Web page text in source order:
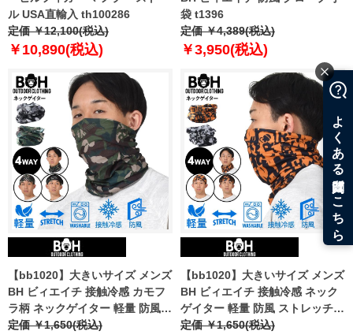
ル USA直輸入 th100286
定価 ￥12,100(税込)
￥10,890(税込)
袋 t1396
定価 ￥4,389(税込)
￥3,950(税込)
【bb1020】大きいサイズ メンズ
BH ビィエイチ 接触冷感 カモフ
ラ柄 ネックゲイター 軽量 防風
ストレッチ 迷彩柄 azsc-230301
定価 ￥1,650(税込)
【bb1020】大きいサイズ メンズ
BH ビィエイチ 接触冷感 ネック
ゲイター 軽量 防風 ストレッチ
azsc-230302
定価 ￥1,650(税込)